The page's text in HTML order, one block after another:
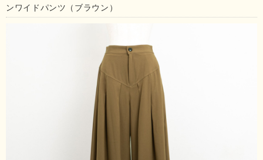
ンワイドパンツ（ブラウン）